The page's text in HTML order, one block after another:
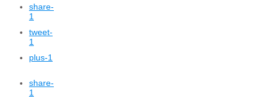
share-
1
tweet-
1
plus-1
share-
1